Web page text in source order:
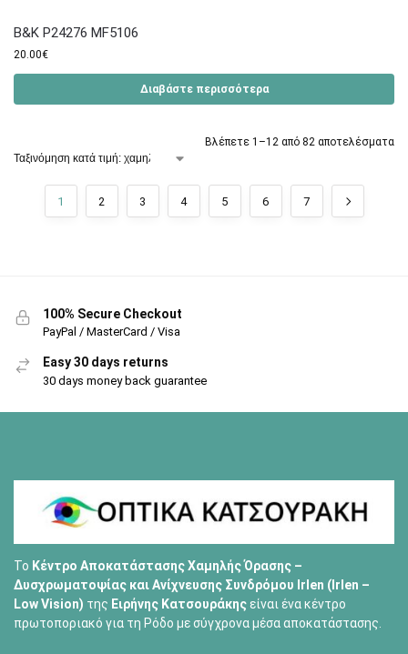
B&K P24276 MF5106
20.00€
Διαβάστε περισσότερα
Βλέπετε 1–12 από 82 αποτελέσματα
1 2 3 4 5 6 7
100% Secure Checkout
PayPal / MasterCard / Visa
Easy 30 days returns
30 days money back guarantee
Το Κέντρο Αποκατάστασης Χαμηλής Όρασης –
Δυσχρωματοψίας και Ανίχνευσης Συνδρόμου Irlen (Irlen –
Low Vision) της Ειρήνης Κατσουράκηςείναι ένα κέντρο
πρωτοποριακό για τη Ρόδο με σύγχρονα μέσα αποκατάστασης.